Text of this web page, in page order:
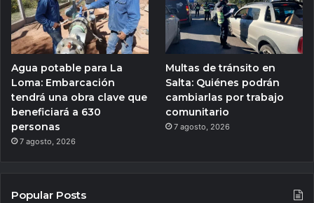
Agua potable para La
Loma: Embarcación
tendrá una obra clave que
beneficiará a 630
personas
7 agosto, 2026
Multas de tránsito en
Salta: Quiénes podrán
cambiarlas por trabajo
comunitario
7 agosto, 2026
Popular Posts